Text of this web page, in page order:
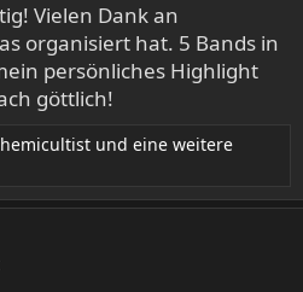
Vielen Dank an
organisiert hat. 5 Bands in
persönliches Highlight
göttlich!
und eine weitere